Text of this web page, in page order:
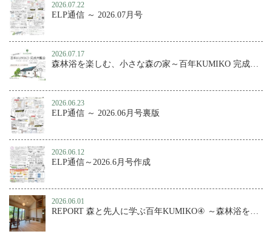
2026.07.22
ELP通信 ～ 2026.07月号
2026.07.17
森林浴を楽しむ、小さな森の家～百年KUMIKO 完成内覧会
2026.06.23
ELP通信 ～ 2026.06月号裏版
2026.06.12
ELP通信～2026.6月号作成
2026.06.01
REPORT 森と先人に学ぶ百年KUMIKO④ ～森林浴を楽しむ、小さな森の家